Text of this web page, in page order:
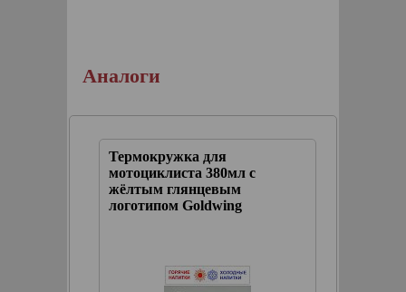
Аналоги
Термокружка для
мотоциклиста 380мл с
жёлтым глянцевым
логотипом Goldwing